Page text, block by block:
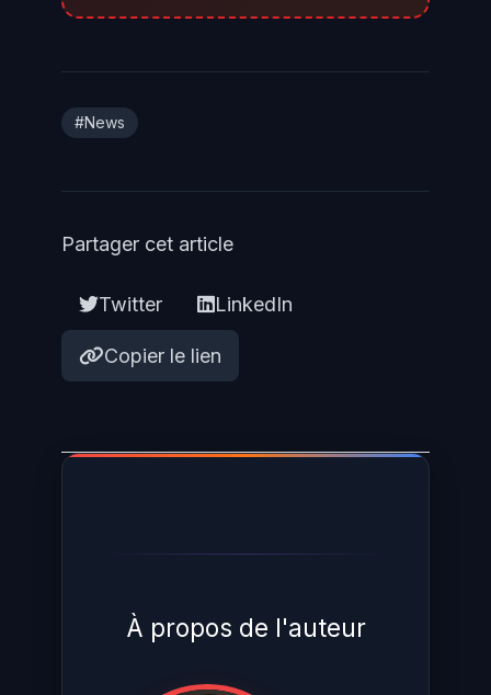
privés peuvent conserver
conversations.
#News
Partager cet article
Twitter LinkedIn
Copier le lien
À propos de l'auteur